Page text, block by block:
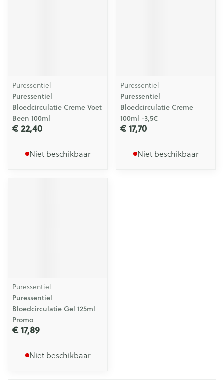
Puressentiel
Puressentiel
Bloedcirculatie Creme Voet
Been 100ml
€ 22,40
Niet beschikbaar
Puressentiel
Puressentiel
Bloedcirculatie Creme
100ml -3,5€
€ 17,70
Niet beschikbaar
Puressentiel
Puressentiel
Bloedcirculatie Gel 125ml
Promo
€ 17,89
Niet beschikbaar